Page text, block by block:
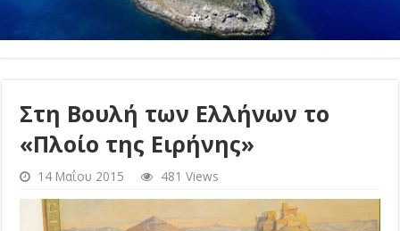
Στη Βουλή των Ελλήνων το
«Πλοίο της Ειρήνης»
14 Μαΐου 2015 481 Views